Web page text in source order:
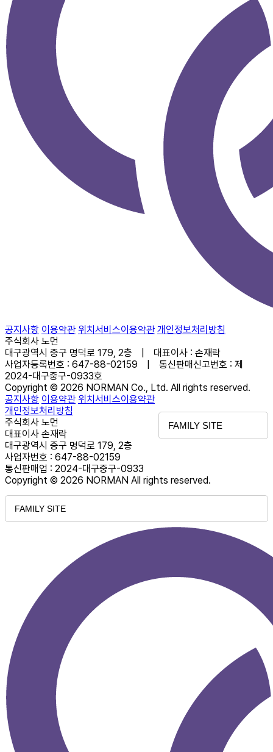
공지사항 이용약관 위치서비스이용약관 개인정보처리방침
주식회사 노먼
대구광역시 중구 명덕로 179, 2층 | 대표이사 : 손재락
사업자등록번호 : 647-88-02159 | 통신판매신고번호 : 제
2024-대구중구-0933호
Copyright © 2026 NORMAN Co., Ltd. All rights reserved.
FAMILY SITE
공지사항 이용약관 위치서비스이용약관
개인정보처리방침
주식회사 노먼
대표이사 손재락
대구광역시 중구 명덕로 179, 2층
사업자번호 : 647-88-02159
통신판매업 : 2024-대구중구-0933
Copyright © 2026 NORMAN All rights reserved.
FAMILY SITE